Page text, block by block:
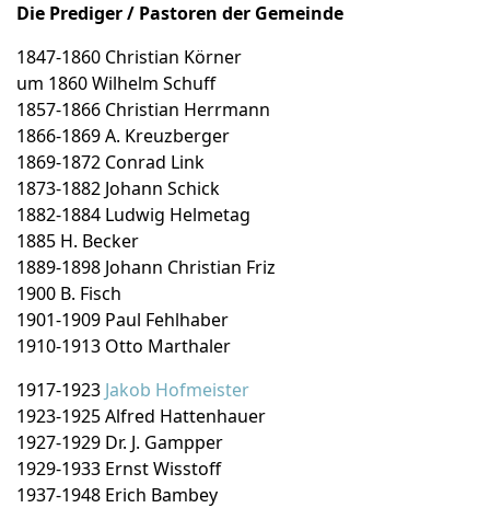
Die Prediger / Pastoren der Gemeinde
1847-1860 Christian Körner
um 1860 Wilhelm Schuff
1857-1866 Christian Herrmann
1866-1869 A. Kreuzberger
1869-1872 Conrad Link
1873-1882 Johann Schick
1882-1884 Ludwig Helmetag
1885 H. Becker
1889-1898 Johann Christian Friz
1900 B. Fisch
1901-1909 Paul Fehlhaber
1910-1913 Otto Marthaler
1917-1923 Jakob Hofmeister
1923-1925 Alfred Hattenhauer
1927-1929 Dr. J. Gampper
1929-1933 Ernst Wisstoff
1937-1948 Erich Bambey